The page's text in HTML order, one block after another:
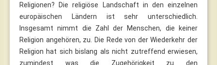
Religionen? Die religiöse Landschaft in den einzelnen
europäischen Ländern ist sehr unterschiedlich.
Insgesamt nimmt die Zahl der Menschen, die keiner
Religion angehören, zu. Die Rede von der Wiederkehr der
Religion hat sich bislang als nicht zutreffend erwiesen,
zumindest was die Zugehörigkeit zu den